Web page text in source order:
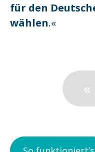
für den
wählen.«
«